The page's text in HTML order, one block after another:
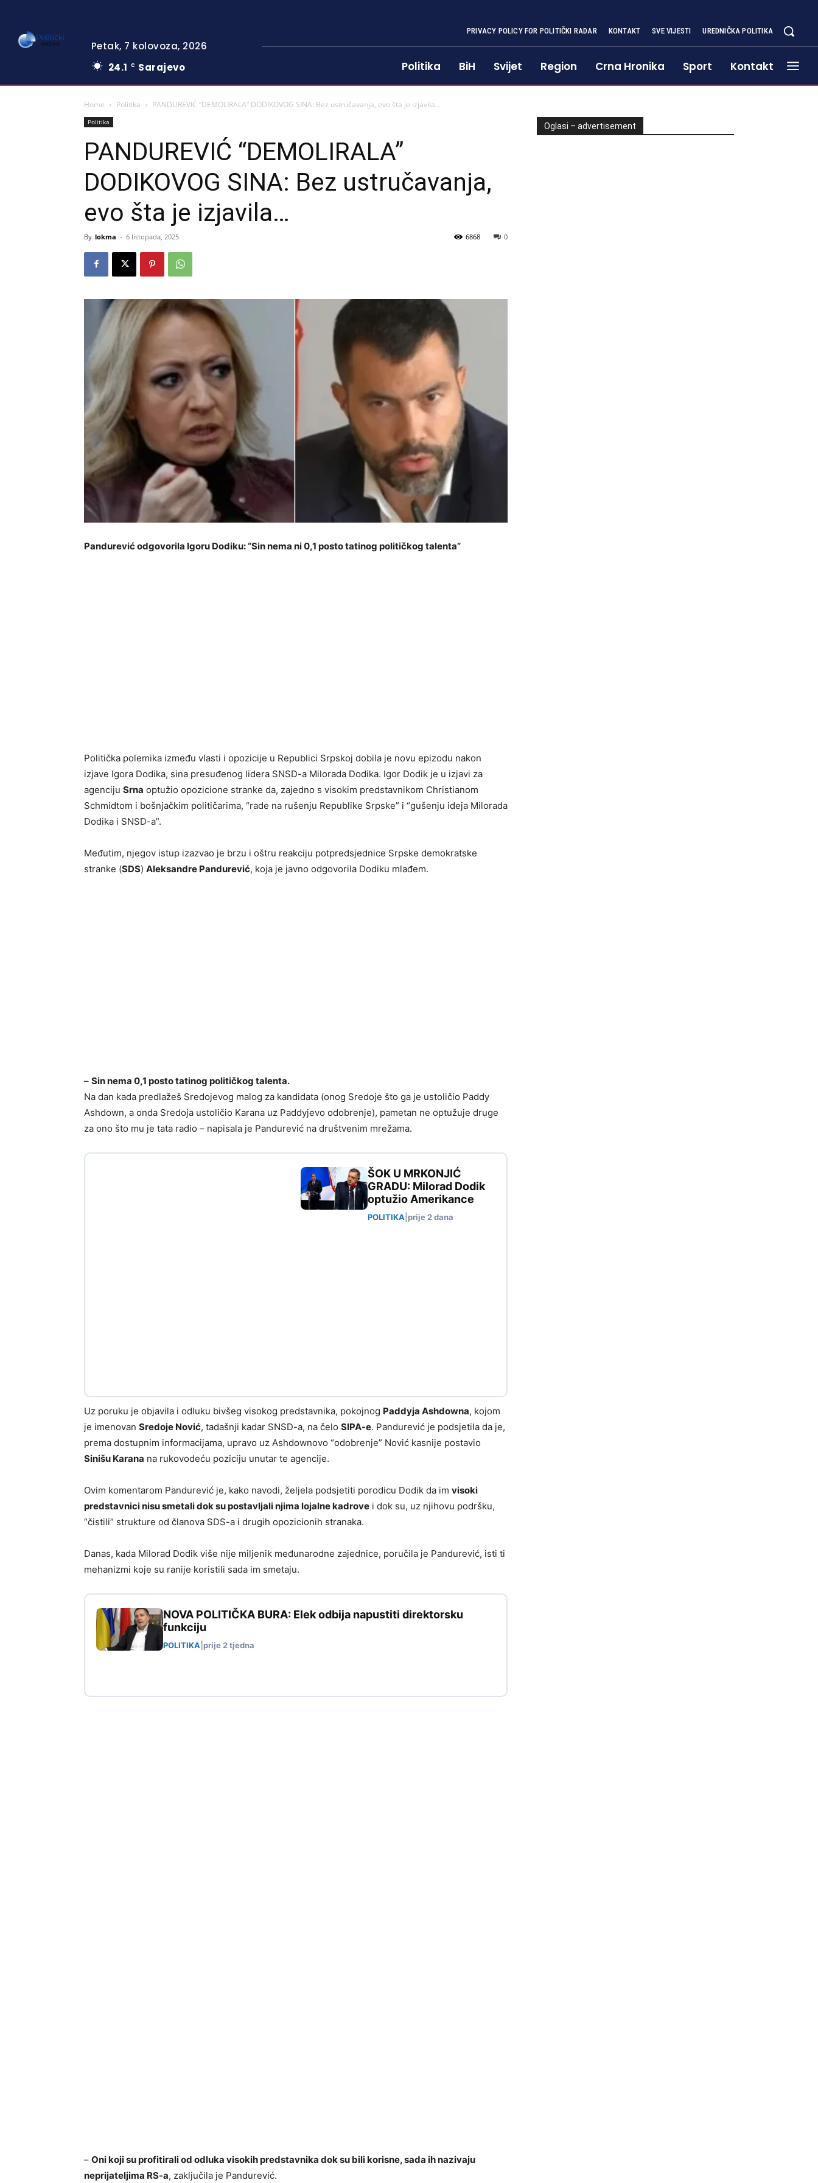
Petak, 7 kolovoza, 2026
24.1
C Sarajevo
PRIVACY POLICY FOR POLITIČKI RADAR KONTAKT SVE VIJESTI UREDNIČKA POLITIKA
Politika BiH Svijet Region Crna Hronika Sport Kontakt
Home Politika PANDUREVIĆ “DEMOLIRALA” DODIKOVOG SINA: Bez ustručavanja, evo šta je izjavila…
Politika
PANDUREVIĆ “DEMOLIRALA”
DODIKOVOG SINA: Bez ustručavanja,
evo šta je izjavila…
By lokma - 6 listopada, 2025 0
6868
Pandurević odgovorila Igoru Dodiku: “Sin nema ni 0,1 posto tatinog političkog talenta”
Politička polemika između vlasti i opozicije u Republici Srpskoj dobila je novu epizodu nakon
izjave Igora Dodika, sina presuđenog lidera SNSD-a Milorada Dodika. Igor Dodik je u izjavi za
agenciju Srna optužio opozicione stranke da, zajedno s visokim predstavnikom Christianom
Schmidtom i bošnjačkim političarima, “rade na rušenju Republike Srpske” i “gušenju ideja Milorada
Dodika i SNSD-a”.
Međutim, njegov istup izazvao je brzu i oštru reakciju potpredsjednice Srpske demokratske
stranke (SDS) Aleksandre Pandurević, koja je javno odgovorila Dodiku mlađem.
– Sin nema 0,1 posto tatinog političkog talenta.
Na dan kada predlažeš Sredojevog malog za kandidata (onog Sredoje što ga je ustoličio Paddy
Ashdown, a onda Sredoja ustoličio Karana uz Paddyjevo odobrenje), pametan ne optužuje druge
za ono što mu je tata radio – napisala je Pandurević na društvenim mrežama.
ŠOK U MRKONJIĆ
GRADU: Milorad Dodik
optužio Amerikance
POLITIKA prije 2 dana
Uz poruku je objavila i odluku bivšeg visokog predstavnika, pokojnog Paddyja Ashdowna, kojom
je imenovan Sredoje Nović, tadašnji kadar SNSD-a, na čelo SIPA-e. Pandurević je podsjetila da je,
prema dostupnim informacijama, upravo uz Ashdownovo “odobrenje” Nović kasnije postavio
Sinišu Karana na rukovodeću poziciju unutar te agencije.
Ovim komentarom Pandurević je, kako navodi, željela podsjetiti porodicu Dodik da im visoki
predstavnici nisu smetali dok su postavljali njima lojalne kadrove i dok su, uz njihovu podršku,
“čistili” strukture od članova SDS-a i drugih opozicionih stranaka.
Danas, kada Milorad Dodik više nije miljenik međunarodne zajednice, poručila je Pandurević, isti ti
mehanizmi koje su ranije koristili sada im smetaju.
NOVA POLITIČKA BURA: Elek odbija napustiti direktorsku
funkciju
POLITIKA prije 2 tjedna
– Oni koji su profitirali od odluka visokih predstavnika dok su bili korisne, sada ih nazivaju
neprijateljima RS-a, zaključila je Pandurević.
Oglasi – advertisement